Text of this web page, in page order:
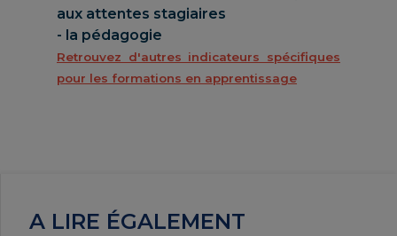
aux attentes stagiaires
- la pédagogie
Retrouvez d'autres indicateurs spécifiques
pour les formations en apprentissage
A LIRE ÉGALEMENT